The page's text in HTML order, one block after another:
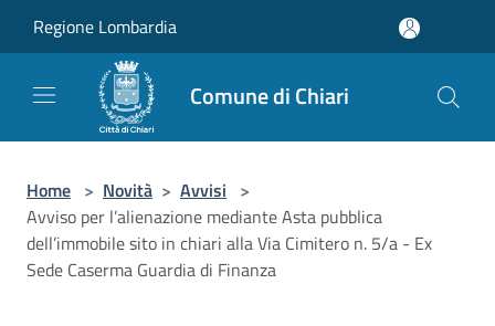
Regione Lombardia
Comune di Chiari
Home > Novità > Avvisi >
Avviso per l’alienazione mediante Asta pubblica
dell’immobile sito in chiari alla Via Cimitero n. 5/a - Ex
Sede Caserma Guardia di Finanza